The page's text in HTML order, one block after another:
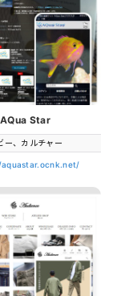
AQua Star
ー、カルチャー